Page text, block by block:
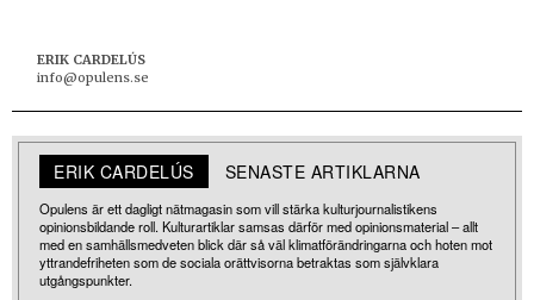
ERIK CARDELÚS
info@opulens.se
ERIK CARDELÚS SENASTE ARTIKLARNA
Opulens är ett dagligt nätmagasin som vill stärka kulturjournalistikens
opinionsbildande roll. Kulturartiklar samsas därför med opinionsmaterial – allt
med en samhällsmedveten blick där så väl klimatförändringarna och hoten mot
yttrandefriheten som de sociala orättvisorna betraktas som självklara
utgångspunkter.